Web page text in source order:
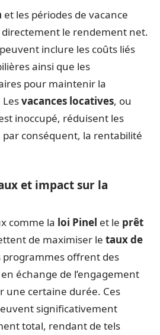
et les périodes de vacance
le rendement net.
inclure les coûts liés
ainsi que les
pour maintenir la
vacances locatives, ou
inoccupé, réduisent les
conséquent, la rentabilité
et impact sur la
comme la loi Pinel et le prêt
de maximiser le taux de
programmes offrent des
échange de l’engagement
une certaine durée. Ces
significativement
total, rendant de tels